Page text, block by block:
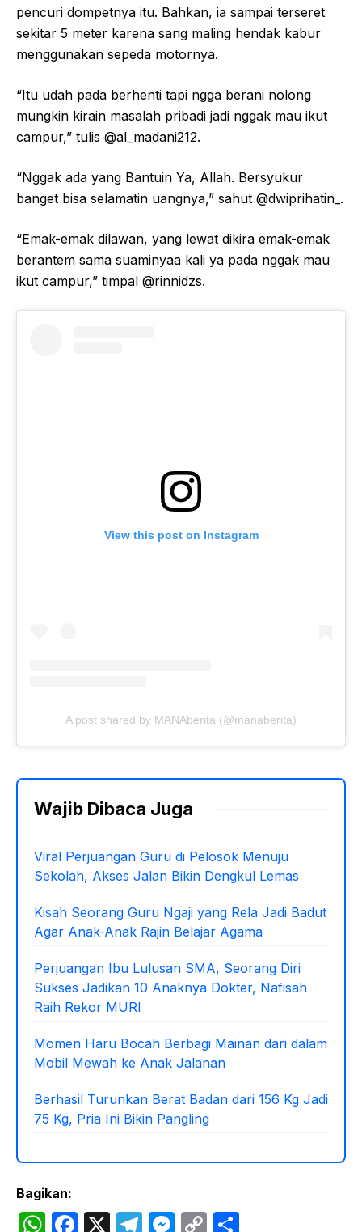
pencuri dompetnya itu. Bahkan, ia sampai terseret
sekitar 5 meter karena sang maling hendak kabur
menggunakan sepeda motornya.
“Itu udah pada berhenti tapi ngga berani nolong
mungkin kirain masalah pribadi jadi nggak mau ikut
campur,” tulis @al_madani212.
“Nggak ada yang Bantuin Ya, Allah. Bersyukur
banget bisa selamatin uangnya,” sahut @dwiprihatin_.
“Emak-emak dilawan, yang lewat dikira emak-emak
berantem sama suaminyaa kali ya pada nggak mau
ikut campur,” timpal @rinnidzs.
View this post on Instagram
A post shared by MANAberita (@manaberita)
Wajib Dibaca Juga
Viral Perjuangan Guru di Pelosok Menuju
Sekolah, Akses Jalan Bikin Dengkul Lemas
Kisah Seorang Guru Ngaji yang Rela Jadi Badut
Agar Anak-Anak Rajin Belajar Agama
Perjuangan Ibu Lulusan SMA, Seorang Diri
Sukses Jadikan 10 Anaknya Dokter, Nafisah
Raih Rekor MURI
Momen Haru Bocah Berbagi Mainan dari dalam
Mobil Mewah ke Anak Jalanan
Berhasil Turunkan Berat Badan dari 156 Kg Jadi
75 Kg, Pria Ini Bikin Pangling
Bagikan:
W F
X
T
M C